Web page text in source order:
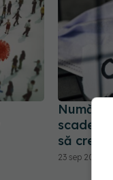
Numărul
scade,
să
23 sep 2025,